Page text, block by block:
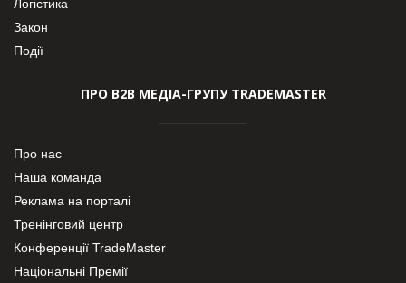
Логістика
Закон
Події
ПРО В2В МЕДІА-ГРУПУ TRADEMASTER
Про нас
Наша команда
Реклама на порталі
Тренінговий центр
Конференції TradeMaster
Національні Премії